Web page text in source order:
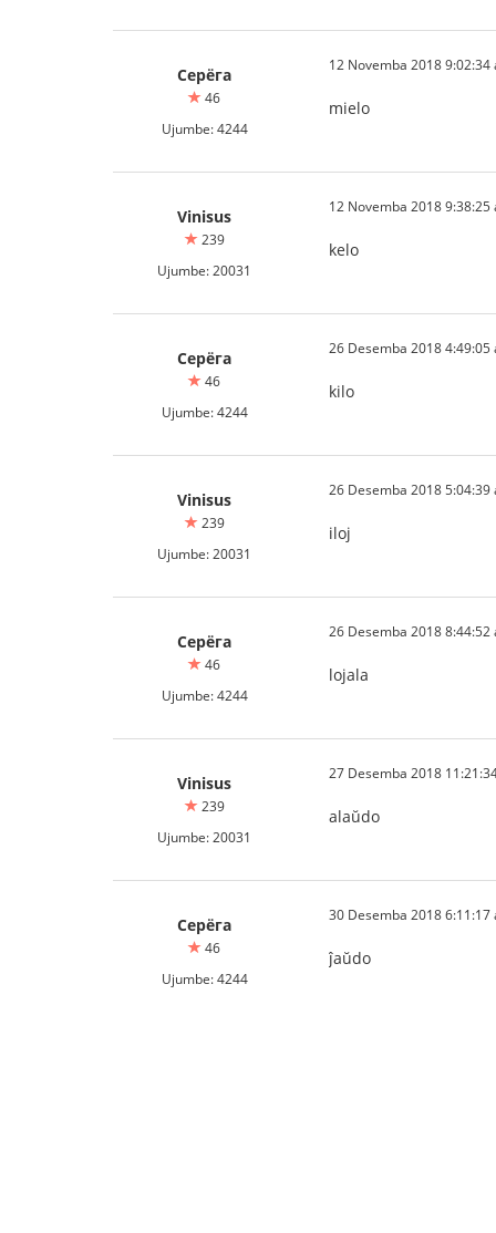
Серёга
46
Ujumbe: 4244
12 Novemba 2018 9:02:34
mielo
Vinisus
239
Ujumbe: 20031
12 Novemba 2018 9:38:25
kelo
Серёга
46
Ujumbe: 4244
26 Desemba 2018 4:49:05
kilo
Vinisus
239
Ujumbe: 20031
26 Desemba 2018 5:04:39
iloj
Серёга
46
Ujumbe: 4244
26 Desemba 2018 8:44:52
lojala
Vinisus
239
Ujumbe: 20031
27 Desemba 2018
alaŭdo
Серёга
46
Ujumbe: 4244
30 Desemba 2018 6:11:17
ĵaŭdo